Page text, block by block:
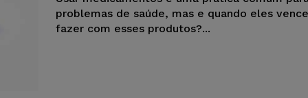
problemas de saúde, mas e quando eles
fazer com esses produtos?...